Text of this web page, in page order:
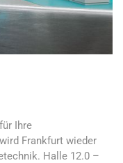
Ihre
Frankfurt wieder
Halle 12.0 –